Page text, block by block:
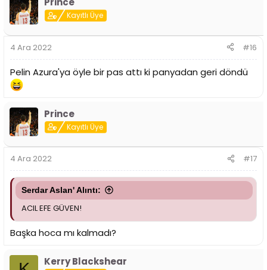
k
i
l
:
Kayıtlı Üye
4 Ara 2022 #16
Pelin Azura'ya öyle bir pas attı ki panyadan geri döndü
Prince
Kayıtlı Üye
4 Ara 2022 #17
Serdar Aslan' Alıntı:
ACIL EFE GÜVEN!
Başka hoca mı kalmadı?
Kerry Blackshear